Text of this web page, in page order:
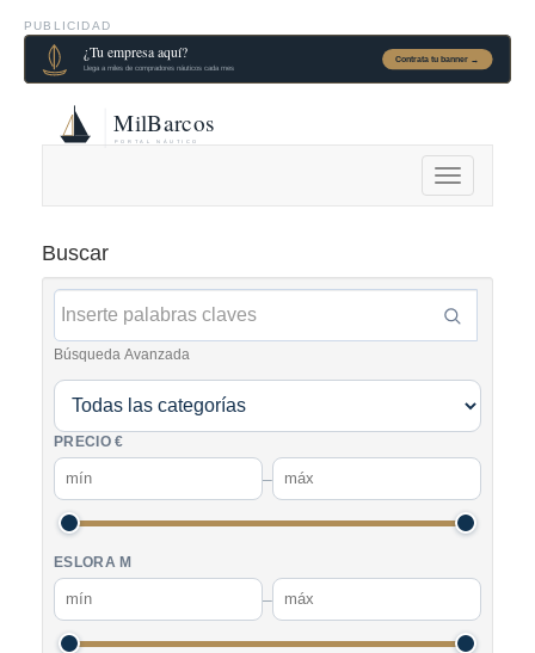
PUBLICIDAD
Alternar
navegación
Buscar
Búsqueda Avanzada
PRECIO €
–
ESLORA M
–